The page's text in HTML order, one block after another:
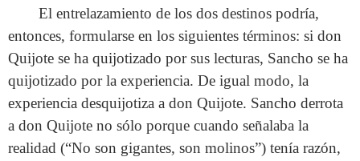
El entrelazamiento de los dos destinos podría,
entonces, formularse en los siguientes términos: si don
Quijote se ha quijotizado por sus lecturas, Sancho se ha
quijotizado por la experiencia. De igual modo, la
experiencia desquijotiza a don Quijote. Sancho derrota
a don Quijote no sólo porque cuando señalaba la
realidad (“No son gigantes, son molinos”) tenía razón,